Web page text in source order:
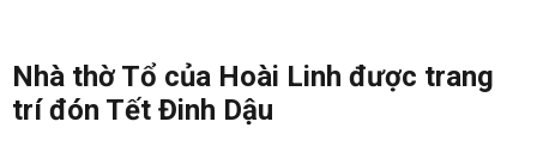
Nhà thờ Tổ của Hoài Linh được trang
trí đón Tết Đinh Dậu